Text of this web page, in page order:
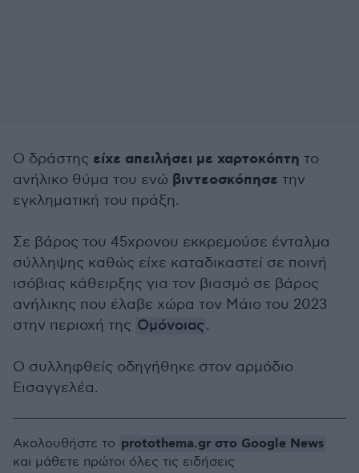
Ο δράστης είχε απειλήσει με χαρτοκόπτη το
ανήλικο θύμα του ενώ βιντεοσκόπησε την
εγκληματική του πράξη.
Σε βάρος του 45χρονου εκκρεμούσε ένταλμα
σύλληψης καθώς είχε καταδικαστεί σε ποινή
ισόβιας κάθειρξης για τον βιασμό σε βάρος
ανήλικης που έλαβε χώρα τον Μάιο του 2023
στην περιοχή της Ομόνοιας.
Ο συλληφθείς οδηγήθηκε στον αρμόδιο
Εισαγγελέα.
Ακολουθήστε το protothema.gr στο Google News
και μάθετε πρώτοι όλες τις ειδήσεις